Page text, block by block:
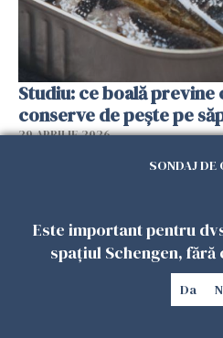
Studiu: ce boală previne
conserve de pește pe
29 APRILIE 2026
SONDAJ DE
Este important pentru
spațiul Schengen,
Da